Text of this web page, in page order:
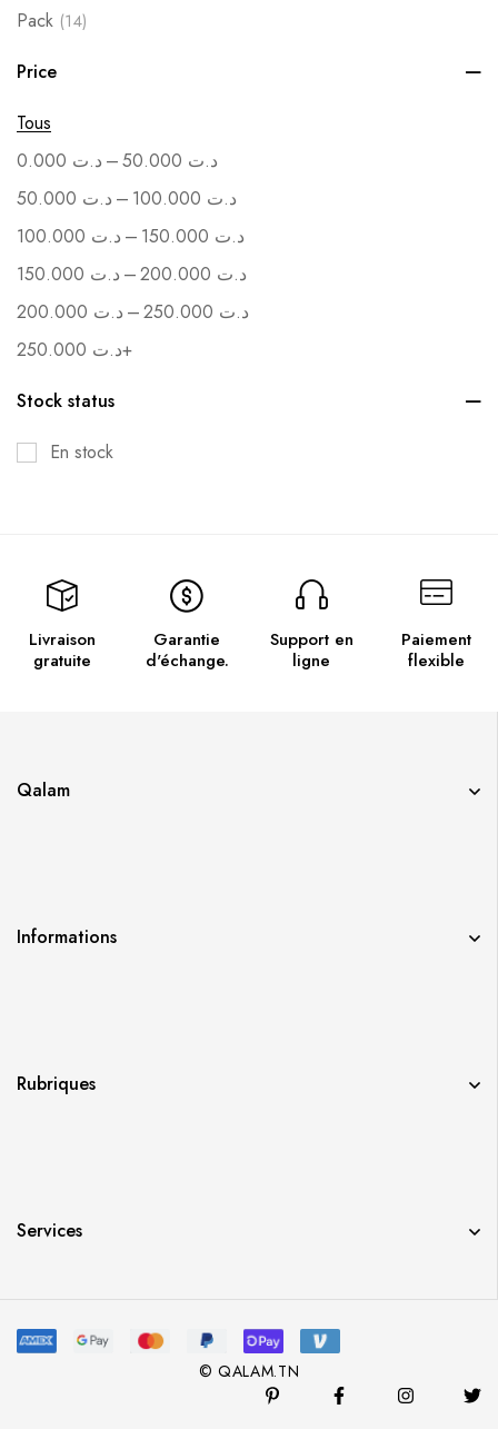
Pack (14)
Soutenance
Price
Tous
د.ت – د.ت
د.ت – د.ت
د.ت – د.ت
د.ت – د.ت
د.ت – د.ت
د.ت+
Stock status
En stock
Livraison
gratuite
Garantie
d'échange.
Support en
ligne
Paiement
flexible
Qalam
Informations
Rubriques
Services
© QALAM.TN